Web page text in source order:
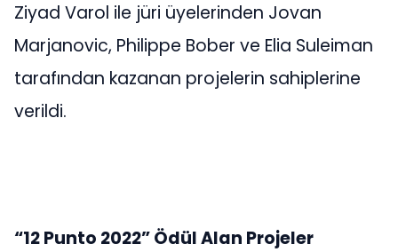
Ziyad Varol ile jüri üyelerinden Jovan
Marjanovic, Philippe Bober ve Elia Suleiman
tarafından kazanan projelerin sahiplerine
verildi.
“12 Punto 2022” Ödül Alan Projeler